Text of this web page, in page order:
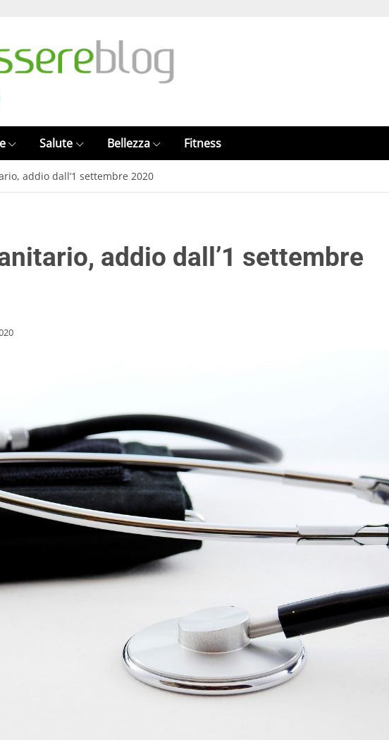
Salute Bellezza Fitness
addio dall’1 settembre 2020
addio dall’1 settembre